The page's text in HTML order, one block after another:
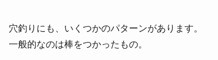
穴釣りにも、いくつかのパターンがあります。
一般的なのは棒をつかったもの。